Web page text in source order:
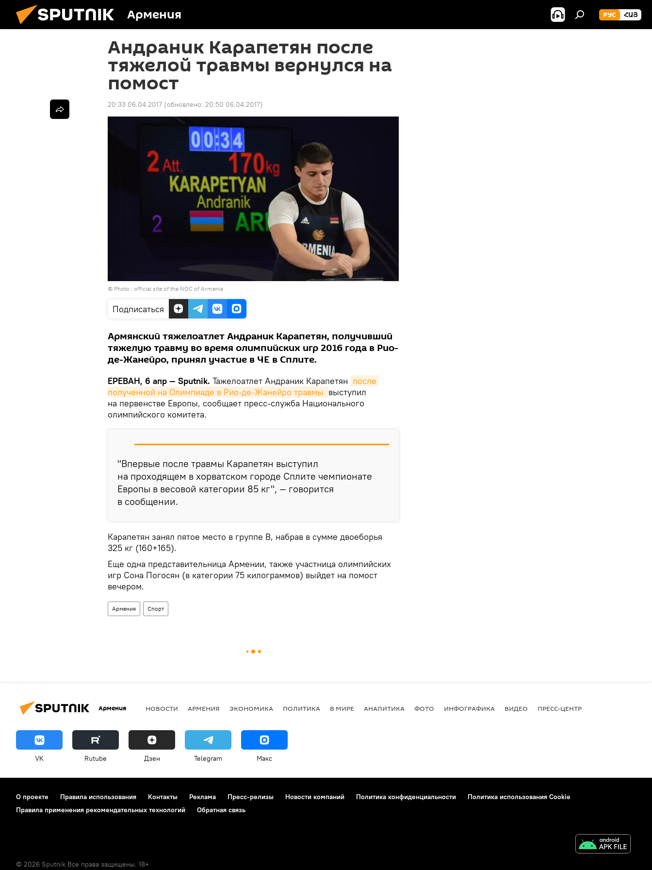
Армения РУС ՀԱՅ
Андраник Карапетян после
тяжелой травмы вернулся на
помост
20:33 06.04.2017 (обновлено: 20:50 06.04.2017)
© Photo : official site of the NOC of Armenia
Подписаться
Армянский тяжелоатлет Андраник Карапетян, получивший
тяжелую травму во время олимпийских игр 2016 года в Рио-
де-Жанейро, принял участие в ЧЕ в Сплите.
ЕРЕВАН, 6 апр — Sputnik. Тажелоатлет Андраник Карапетян после
полученной на Олимпиаде в Рио-де-Жанейро травмы выступил
на первенстве Европы, сообщает пресс-служба Национального
олимпийского комитета.
"Впервые после травмы Карапетян выступил
на проходящем в хорватском городе Сплите чемпионате
Европы в весовой категории 85 кг", — говорится
в сообщении.
Карапетян занял пятое место в группе B, набрав в сумме двоеборья
325 кг (160+165).
Еще одна представительница Армении, также участница олимпийских
игр Сона Погосян (в категории 75 килограммов) выйдет на помост
вечером.
Армения Спорт
Армения НОВОСТИ АРМЕНИЯ ЭКОНОМИКА ПОЛИТИКА В МИРЕ АНАЛИТИКА ФОТО ИНФОГРАФИКА ВИДЕО ПРЕСС-ЦЕНТР
VK Rutube Дзен Telegram Макс
О проекте Правила использования Контакты Реклама Пресс-релизы Новости компаний Политика конфиденциальности
Политика использования Cookie
Правила применения рекомендательных технологий
Обратная связь
© 2026 Sputnik Все права защищены. 18+